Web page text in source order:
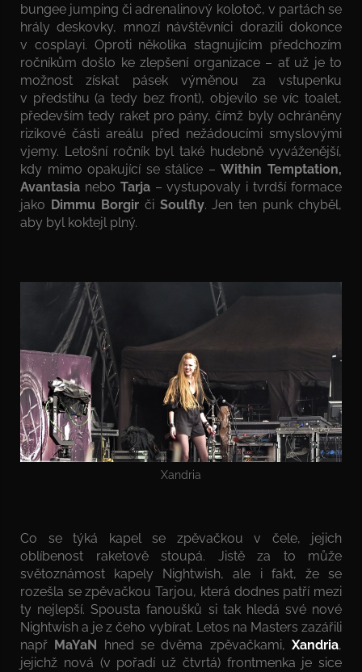
bungee jumping či adrenalinový kolotoč, v partách se
hrály deskovky, mnozí návštěvníci dorazili dokonce
v cosplayi. Oproti několika stagnujícím předchozím
ročníkům došlo ke zlepšení organizace – ať už je to
možnost získat pásek výměnou za vstupenku
v předstihu (a tedy bez front), objevilo se víc toalet,
především tedy raket pro pány, čímž byly ochráněny
rizikové části areálu před nežádoucími smyslovými
vjemy. Letošní ročník byl také hudebně vyváženější,
kdy mimo opakující se stálice –Within Temptation,
Avantasia nebo Tarja– vystupovaly i tvrdší formace
jako Dimmu Borgirči Soulfly. Jen ten punk chyběl,
aby byl koktejl plný.
Xandria
Co se týká kapel se zpěvačkou v čele, jejich
oblíbenost raketově stoupá. Jistě za to může
světoznámost kapely Nightwish, ale i fakt, že se
rozešla se zpěvačkou Tarjou, která dodnes patří mezi
ty nejlepší. Spousta fanoušků si tak hledá své nové
Nightwish a je z čeho vybírat. Letos na Masters zazářili
např MaYaN hned se dvěma zpěvačkami,Xandria,
jejichž nová (v pořadí už čtvrtá) frontmenka je sice